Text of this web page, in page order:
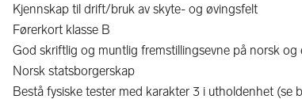
Kjennskap til drift/bruk av skyte- og øvingsfelt
Førerkort klasse B
God skriftlig og muntlig fremstillingsevne på norsk og
Norsk statsborgerskap
Bestå fysiske tester med karakter 3 i utholdenhet